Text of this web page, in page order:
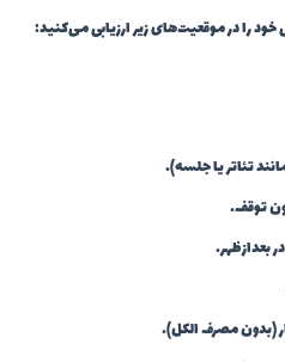
را در موقعیت‌های زیر ارزیابی می‌کنید:
تئاتر یا جلسه).
توقف.
بعدازظهر.
(بدون مصرف الکل).